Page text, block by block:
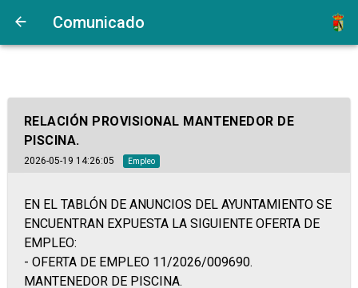
Comunicado
RELACIÓN PROVISIONAL MANTENEDOR DE
PISCINA.
2026-05-19 14:26:05 Empleo
EN EL TABLÓN DE ANUNCIOS DEL AYUNTAMIENTO SE
ENCUENTRAN EXPUESTA LA SIGUIENTE OFERTA DE
EMPLEO:
- OFERTA DE EMPLEO 11/2026/009690.
MANTENEDOR DE PISCINA.